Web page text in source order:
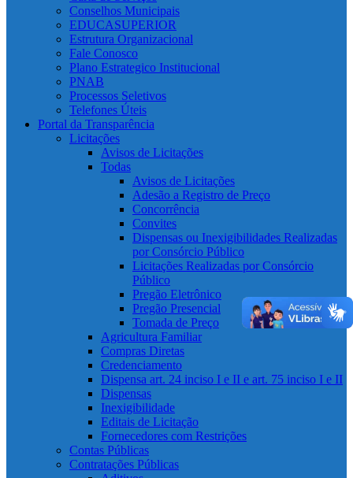
Conselhos Municipais
EDUCASUPERIOR
Estrutura Organizacional
Fale Conosco
Plano Estrategico Institucional
PNAB
Processos Seletivos
Telefones Úteis
Portal da Transparência
Licitações
Avisos de Licitações
Todas
Avisos de Licitações
Adesão a Registro de Preço
Concorrência
Convites
Dispensas ou Inexigibilidades Realizadas
por Consórcio Público
Licitações Realizadas por Consórcio
Público
Pregão Eletrônico
Pregão Presencial
Tomada de Preço
Agricultura Familiar
Compras Diretas
Credenciamento
Dispensa art. 24 inciso I e II e art. 75 inciso I e II
Dispensas
Inexigibilidade
Editais de Licitação
Fornecedores com Restrições
Contas Públicas
Contratações Públicas